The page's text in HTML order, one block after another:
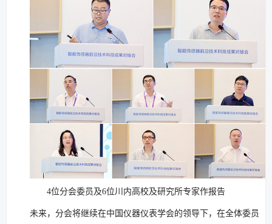
4位分会委员及6位川内高校及研究所专家作报告
未来，分会将继续在中国仪器仪表学会的领导下，在全体委员